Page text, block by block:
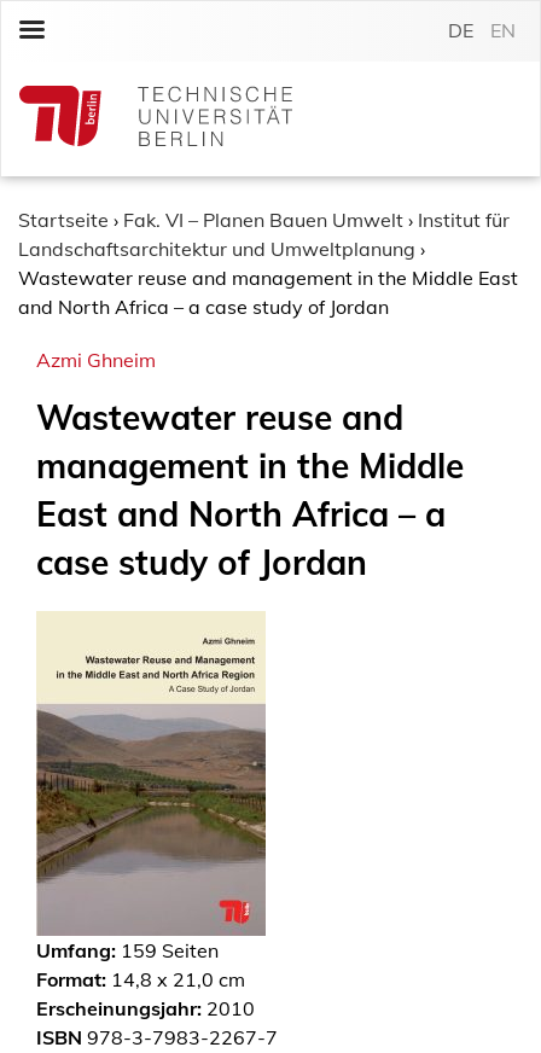
c
DE EN
Startseite › Fak. VI – Planen Bauen Umwelt › Institut für
Landschaftsarchitektur und Umweltplanung ›
Wastewater reuse and management in the Middle East
and North Africa – a case study of Jordan
Azmi Ghneim
Wastewater reuse and
management in the Middle
East and North Africa – a
case study of Jordan
Umfang: 159 Seiten
Format: 14,8 x 21,0 cm
Erscheinungsjahr: 2010
ISBN 978-3-7983-2267-7